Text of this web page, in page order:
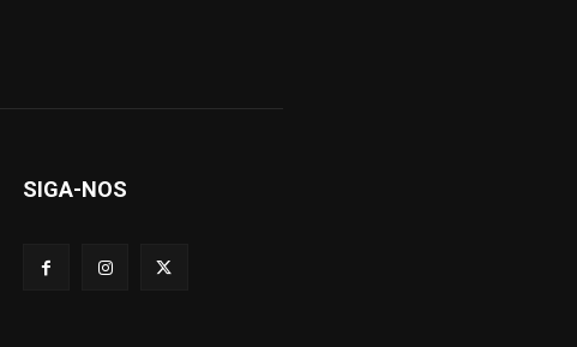
SIGA-NOS